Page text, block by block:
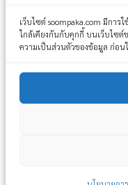
เว็บไซต์ soompaka.com มีกา
ใกล้เคียงกันกับคุกกี้ บนเว็บไซต์
ความเป็นส่วนตัวของข้อมูล ก่อน
Login
Username or email
Password*
Remember me